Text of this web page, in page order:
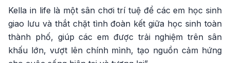
Kella in life là một sân chơi trí tuệ để các em học sinh
giao lưu và thắt chặt tình đoàn kết giữa học sinh toàn
thành phố, giúp các em được trải nghiệm trên sân
khấu lớn, vượt lên chính mình, tạo nguồn cảm hứng